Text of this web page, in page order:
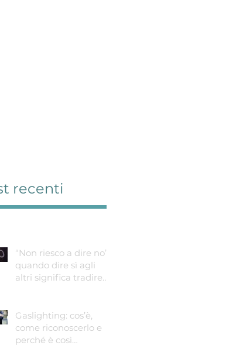
recenti
“Non riesco a dire no”:
quando dire sì agli
altri significa tradire
Gaslighting: cos’è,
come riconoscerlo e
perché è così